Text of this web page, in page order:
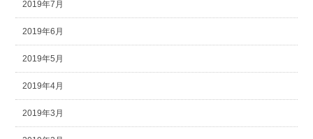
2019年7月
2019年6月
2019年5月
2019年4月
2019年3月